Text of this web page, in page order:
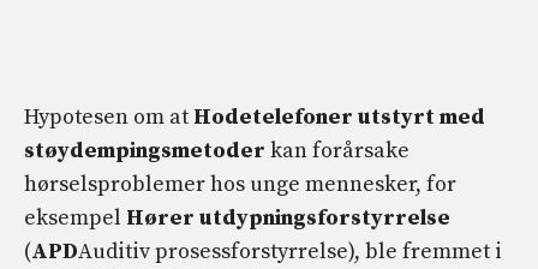
Hypotesen om at Hodetelefoner utstyrt med
støydempingsmetoder kan forårsake
hørselsproblemer hos unge mennesker, for
eksempel Hører utdypningsforstyrrelse
(APDAuditiv prosessforstyrrelse), ble fremmet i